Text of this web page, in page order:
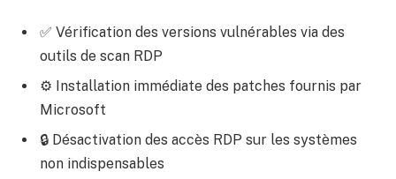
✅ Vérification des versions vulnérables via des
outils de scan RDP
⚙ Installation immédiate des patches fournis par
Microsoft
🔒 Désactivation des accès RDP sur les systèmes
non indispensables